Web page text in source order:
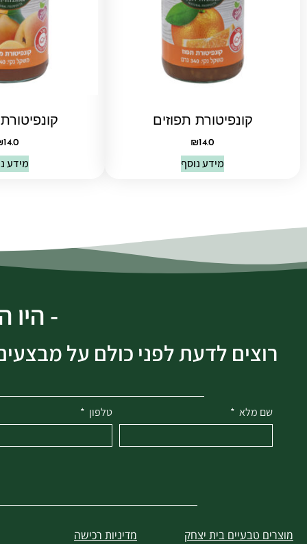
קונפיטורת תפוזים
₪14.0
מידע נוסף
14.0
מידע
- היו
רוצים לדעת לפני כולם על
שם מלא טלפון
מוצרים טבעיים בית יצחק מדיניות רכישה